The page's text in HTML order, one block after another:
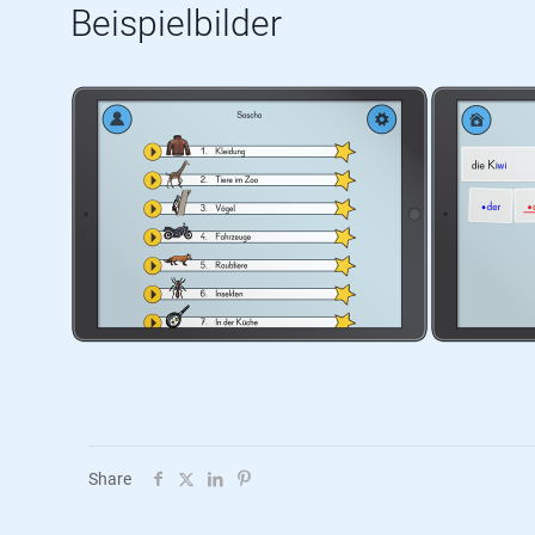
Beispielbilder
Share